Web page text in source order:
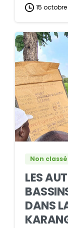
15
Non classé
LES
DANS